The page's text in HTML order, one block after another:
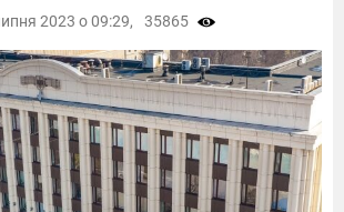
2023 о 09:29, 35865